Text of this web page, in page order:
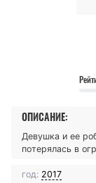
ОПИСАНИЕ:
Девушка и ее
потерялась в
год: 2017